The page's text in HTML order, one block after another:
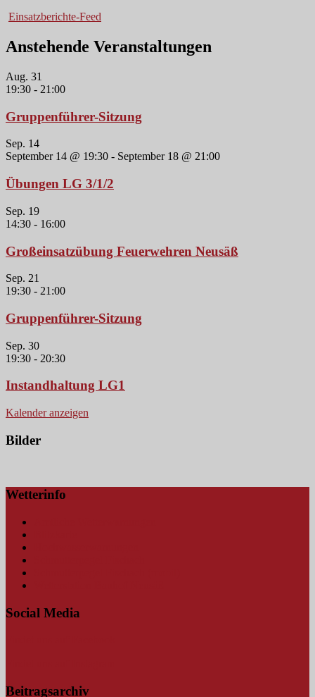
Einsatzberichte-Feed
Anstehende Veranstaltungen
Aug. 31
19:30 - 21:00
Gruppenführer-Sitzung
Sep. 14
September 14 @ 19:30 - September 18 @ 21:00
Übungen LG 3/1/2
Sep. 19
14:30 - 16:00
Großeinsatzübung Feuerwehren Neusäß
Sep. 21
19:30 - 21:00
Gruppenführer-Sitzung
Sep. 30
19:30 - 20:30
Instandhaltung LG1
Kalender anzeigen
Bilder
Wetterinfo
Social Media
Beitragsarchiv